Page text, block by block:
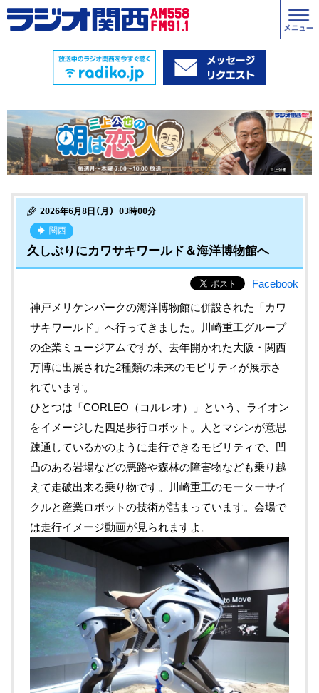
2026年6月8日(月) 03時00分
関西
久しぶりにカワサキワールド＆海洋博物館へ
Facebook
神戸メリケンパークの海洋博物館に併設された「カワ
サキワールド」へ行ってきました。川崎重工グループ
の企業ミュージアムですが、去年開かれた大阪・関西
万博に出展された2種類の未来のモビリティが展示さ
れています。
ひとつは「CORLEO（コルレオ）」という、ライオン
をイメージした四足歩行ロボット。人とマシンが意思
疎通しているかのように走行できるモビリティで、凹
凸のある岩場などの悪路や森林の障害物なども乗り越
えて走破出来る乗り物です。川崎重工のモーターサイ
クルと産業ロボットの技術が詰まっています。会場で
は走行イメージ動画が見られますよ。